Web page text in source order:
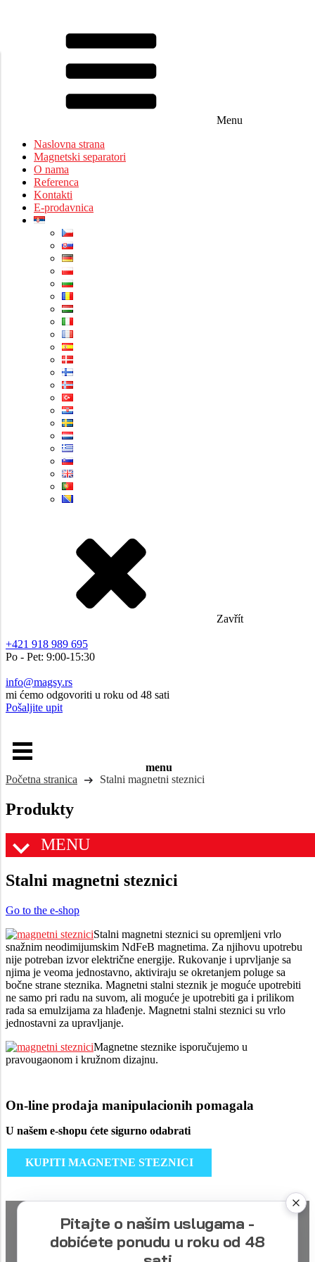
Menu
Naslovna strana
Magnetski separatori
O nama
Referenca
Kontakti
E-prodavnica
Zavřít
+421 918 989 695
Po - Pet: 9:00-15:30
info@magsy.rs
mi ćemo odgovoriti u roku od 48 sati
Pošaljite upit
menu
Početna stranica
Stalni magnetni steznici
Produkty
MENU
Stalni magnetni steznici
Go to the e-shop
Stalni magnetni steznici su opremljeni vrlo
snažnim neodimijumskim NdFeB magnetima. Za njihovu upotrebu
nije potreban izvor električne energije. Rukovanje i uprvljanje sa
njima je veoma jednostavno, aktiviraju se okretanjem poluge sa
bočne strane steznika. Magnetni stalni steznik je moguće upotrebiti
ne samo pri radu na suvom, ali moguće je upotrebiti ga i prilikom
rada sa emulzijama za hlađenje. Magnetni stalni steznici su vrlo
jednostavni za upravljanje.
Magnetne steznike isporučujemo u
pravougaonom i kružnom dizajnu.
On-line prodaja manipulacionih pomagala
U našem e-shopu ćete sigurno odabrati
KUPITI MAGNETNE STEZNICI
Pitajte o našim uslugama -
dobićete ponudu u roku od 48